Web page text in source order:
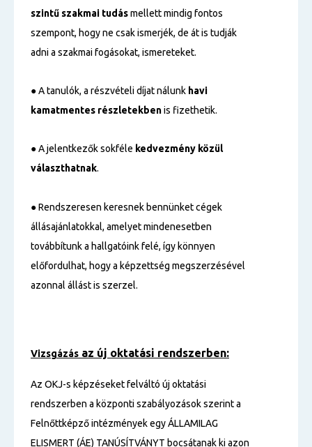
szintű szakmai tudásmellett mindig fontos
szempont, hogy ne csak ismerjék, de át is tudják
adni a szakmai fogásokat, ismereteket.
● A tanulók, a részvételi díjat nálunk havi
kamatmentes részletekbenis fizethetik.
● A jelentkezők sokféle kedvezmény közül
választhatnak.
● Rendszeresen keresnek bennünket cégek
állásajánlatokkal, amelyet mindenesetben
továbbítunk a hallgatóink felé, így könnyen
előfordulhat, hogy a képzettség megszerzésével
azonnal állást is szerzel.
Vizsgázás az új oktatási rendszerben:
Az OKJ-s képzéseket felváltó új oktatási
rendszerben a központi szabályozások szerint a
Felnőttképző intézmények egy ÁLLAMILAG
ELISMERT (ÁE) TANÚSÍTVÁNYT bocsátanak ki azon